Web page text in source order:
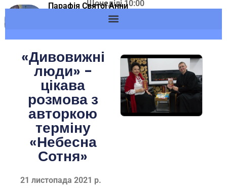
Skip
to
Парафія Святої Анни
м.Вишневе УГКЦ
Щонеділі 10:00
Адреса: м.Вишневе,
вул. Європейська, 53
«Дивовижні
люди» -
цікава
розмова з
авторкою
терміну
«Небесна
Сотня»
21 листопада 2021 р.